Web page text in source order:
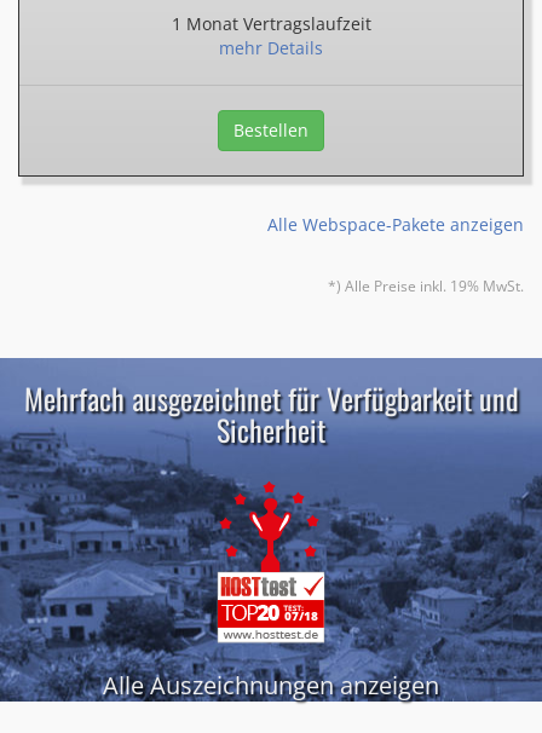
1 Monat Vertragslaufzeit
mehr Details
Bestellen
Alle Webspace-Pakete anzeigen
*) Alle Preise inkl. 19% MwSt.
Mehrfach ausgezeichnet für Verfügbarkeit und
Sicherheit
Alle Auszeichnungen anzeigen